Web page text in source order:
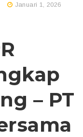
Januari 1, 2026
– PT